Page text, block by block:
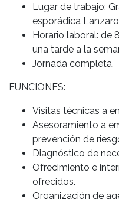
Lugar de trabajo:
esporádica
Horario laboral: de
una tarde a la
Jornada completa.
FUNCIONES:
Visitas técnicas a
Asesoramiento a
prevención de
Diagnóstico de
Ofrecimiento e
ofrecidos.
Organización de